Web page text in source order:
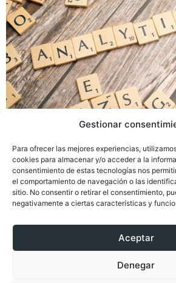
Gestionar
Para ofrecer las mejores experiencias,
cookies para almacenar y/o acceder a la
consentimiento de estas tecnologías nos
el comportamiento de navegación o las
sitio. No consentir o retirar el consentimiento,
negativamente a ciertas características y
Aceptar
Denegar
Estrategia realista para transformar
generativa en 2026.